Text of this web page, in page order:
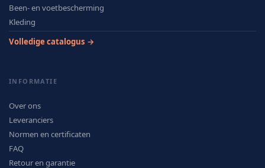
Been- en voetbescherming
Kleding
Volledige catalogus →
INFORMATIE
Over ons
Leveranciers
Normen en certificaten
FAQ
Retour en garantie